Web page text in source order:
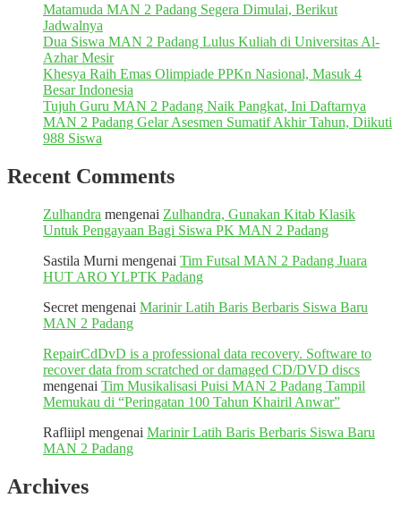
Matamuda MAN 2 Padang Segera Dimulai, Berikut
Jadwalnya
Dua Siswa MAN 2 Padang Lulus Kuliah di Universitas Al-
Azhar Mesir
Khesya Raih Emas Olimpiade PPKn Nasional, Masuk 4
Besar Indonesia
Tujuh Guru MAN 2 Padang Naik Pangkat, Ini Daftarnya
MAN 2 Padang Gelar Asesmen Sumatif Akhir Tahun, Diikuti
988 Siswa
Recent Comments
Zulhandra mengenai Zulhandra, Gunakan Kitab Klasik
Untuk Pengayaan Bagi Siswa PK MAN 2 Padang
Sastila Murni mengenai Tim Futsal MAN 2 Padang Juara
HUT ARO YLPTK Padang
Secret mengenai Marinir Latih Baris Berbaris Siswa Baru
MAN 2 Padang
RepairCdDvD is a professional data recovery. Software to
recover data from scratched or damaged CD/DVD discs
mengenai Tim Musikalisasi Puisi MAN 2 Padang Tampil
Memukau di “Peringatan 100 Tahun Khairil Anwar”
Rafliipl mengenai Marinir Latih Baris Berbaris Siswa Baru
MAN 2 Padang
Archives